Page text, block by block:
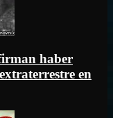
haber
en